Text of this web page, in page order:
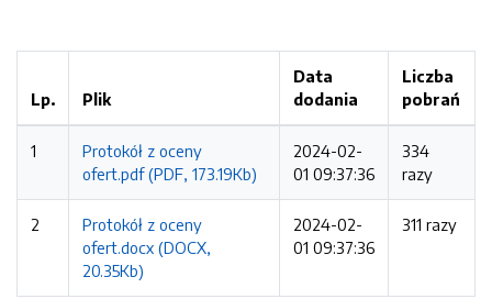
Lp. Plik
Data
dodania
Liczba
pobrań
1
Protokół z oceny
ofert.pdf (PDF, 173.19Kb)
2024-02-
01 09:37:36
334
razy
2
Protokół z oceny
ofert.docx (DOCX,
20.35Kb)
2024-02-
01 09:37:36
311 razy